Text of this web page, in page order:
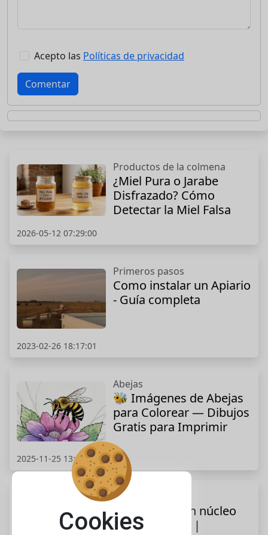
Cookies
Acepto las Políticas de privacidad
Comentar
Productos de la colmena
¿Miel Pura o Jarabe
Disfrazado? Cómo
Detectar la Miel Falsa
2026-05-12 07:29:00
Primeros pasos
Como instalar un Apiario
- Guía completa
2023-02-26 18:17:01
Abejas
🐝 Imágenes de Abejas
para Colorear — Dibujos
Gratis para Imprimir
2025-11-25 13:49:45
Tutoriales
Cómo amar un núcleo
de 2 cuadros ||